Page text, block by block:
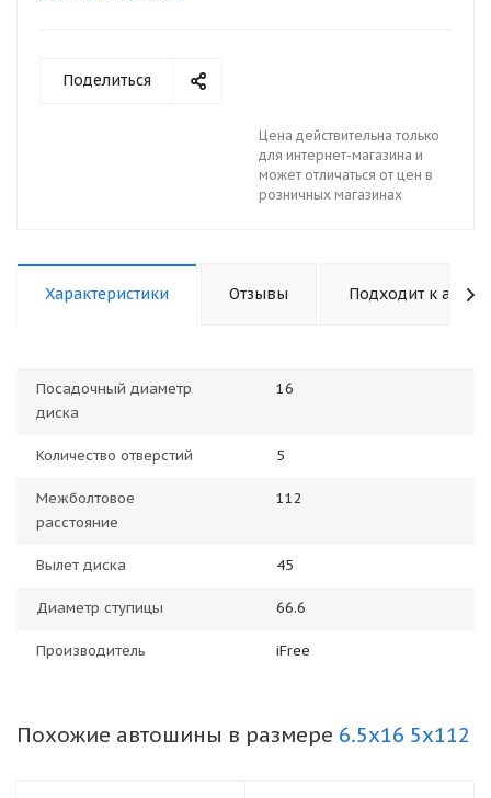
Поделиться
Цена действительна только
для интернет-магазина и
может отличаться от цен в
розничных магазинах
Характеристики Отзывы Подходит к авто
Посадочный диаметр
диска
16
Количество отверстий 5
Межболтовое
расстояние
112
Вылет диска 45
Диаметр ступицы 66.6
Производитель iFree
Похожие автошины в размере 6.5x16 5x112